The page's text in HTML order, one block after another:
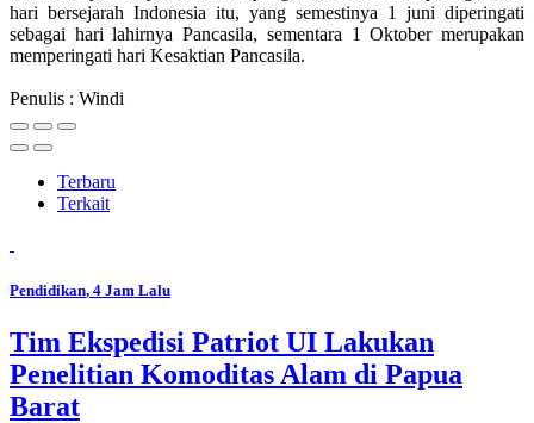
hari bersejarah Indonesia itu, yang semestinya 1 juni diperingati
sebagai hari lahirnya Pancasila, sementara 1 Oktober merupakan
memperingati hari Kesaktian Pancasila.
Penulis : Windi
Terbaru
Terkait
Pendidikan, 4 Jam Lalu
Tim Ekspedisi Patriot UI Lakukan
Penelitian Komoditas Alam di Papua
Barat